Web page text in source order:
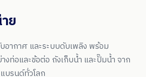
ย
อากาศ และระบบดับเพลิง พร้อม
ท่อและข้อต่อ ถังเก็บน้ำ และปั๊มน้ำ จาก
บรนด์ทั่วโลก